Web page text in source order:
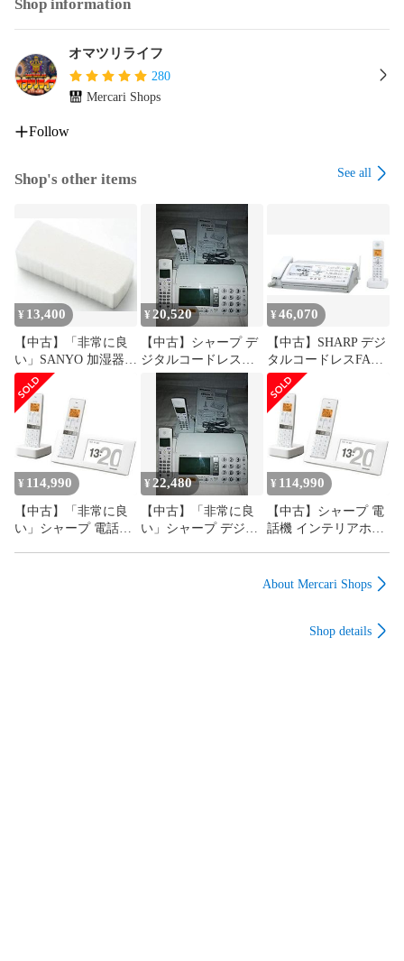
Shop information
オマツリライフ
280
Mercari Shops
Follow
Shop's other items See all
¥ 13,400
【中古】「非常に良
い」SANYO 加湿器用
フィルター CFK-
F05C
¥ 20,520
【中古】シャープ デ
ジタルコードレス
FAX 子機1台付き
1.9GHz DECT準拠方
式 UX-850CL
¥46,070
【中古】SHARP デジ
タルコードレスFAX
子機1台付き UX-
D57CL
¥ 114,990
【中古】「非常に良
い」シャープ 電話機
¥ 22,480
【中古】「非常に良
い」シャープ デジタ
¥ 114,990
【中古】シャープ 電
話機 インテリアホン
About Mercari Shops
Shop details